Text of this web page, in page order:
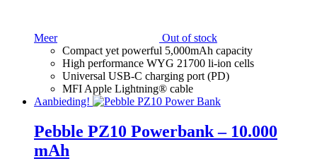
Meer
Out of stock
Compact yet powerful 5,000mAh capacity
High performance WYG 21700 li-ion cells
Universal USB-C charging port (PD)
MFI Apple Lightning® cable
Aanbieding!
Pebble PZ10 Powerbank – 10.000
mAh